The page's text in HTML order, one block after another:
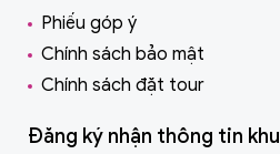
Phiếu góp ý
Chính sách bảo mật
Chính sách đặt tour
Đăng ký nhận thông tin